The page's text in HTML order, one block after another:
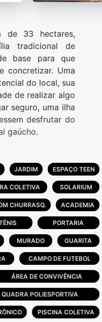
de 33 hectares,
tradicional de
base para que
concretizar. Uma
do local, sua
de realizar algo
seguro, uma ilha
desfrutar do
gaúcho.
e conforto no
489 lotes, o
conformidade
ambiental e
seguro para os
de suas áreas
com pessoas de
o local ideal para
JARDIM ESPAÇO TEEN
COLETIVA SOLARIUM
CHURRASQ. ACADEMIA
PORTARIA
MURADO GUARITA
CAMPO DE FUTEBOL
ÁREA DE CONVIVÊNCIA
QUADRA POLIESPORTIVA
PISCINA COLETIVA